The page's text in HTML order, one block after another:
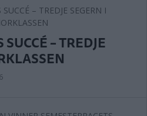
– TREDJE